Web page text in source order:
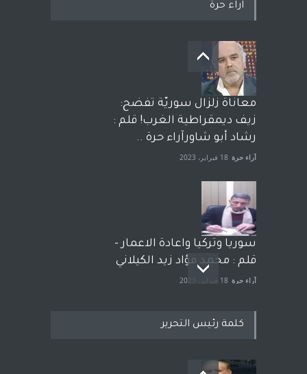
اراء حرة
معاناة زلزال سوريّة تفضح:
زيف ديمقراطية الغرب! قلم :
رشاد أبو شاورآراء حرة ..
آراء حرة 18 فبراير، 2023
سوريا وتركيا واعادة الاعمار -
قلم : محمد فؤاد زيد الكيلاني
آراء حرة 18 فبراير، 2023
بعد معارك قضائية طاحنة كتب
كلمة رئيس التحرير